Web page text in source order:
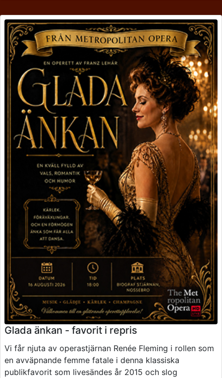
Glada änkan - favorit i repris
Vi får njuta av operastjärnan Renée Fleming i rollen som
en avväpnande femme fatale i denna klassiska
publikfavorit som livesändes år 2015 och slog